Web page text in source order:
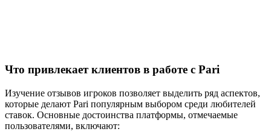
Что привлекает клиентов в работе с Pari
Изучение отзывов игроков позволяет выделить ряд аспектов,
которые делают Pari популярным выбором среди любителей
ставок. Основные достоинства платформы, отмечаемые
пользователями, включают: